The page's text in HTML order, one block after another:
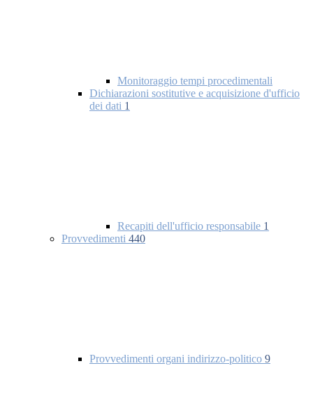
Monitoraggio tempi procedimentali
Dichiarazioni sostitutive e acquisizione d'ufficio
dei dati 1
Recapiti dell'ufficio responsabile 1
Provvedimenti 440
Provvedimenti organi indirizzo-politico 9